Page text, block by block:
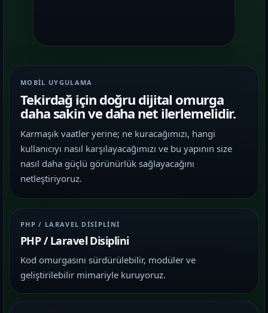
MOBIL UYGULAMA
Tekirdağ için doğru dijital omurga
daha sakin ve daha net ilerlemelidir.
Karmaşık vaatler yerine; ne kuracağımızı, hangi
kullanıcıyı nasıl karşılayacağımızı ve bu yapının size
nasıl daha güçlü görünürlük sağlayacağını
netleştiriyoruz.
PHP / LARAVEL DISIPLINI
PHP / Laravel Disiplini
Kod omurgasını sürdürülebilir, modüler ve
geliştirilebilir mimariyle kuruyoruz.